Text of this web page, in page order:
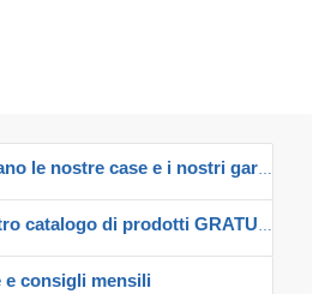
le nostre case e i nostri garage!
catalogo di prodotti GRATUITO!
e consigli mensili